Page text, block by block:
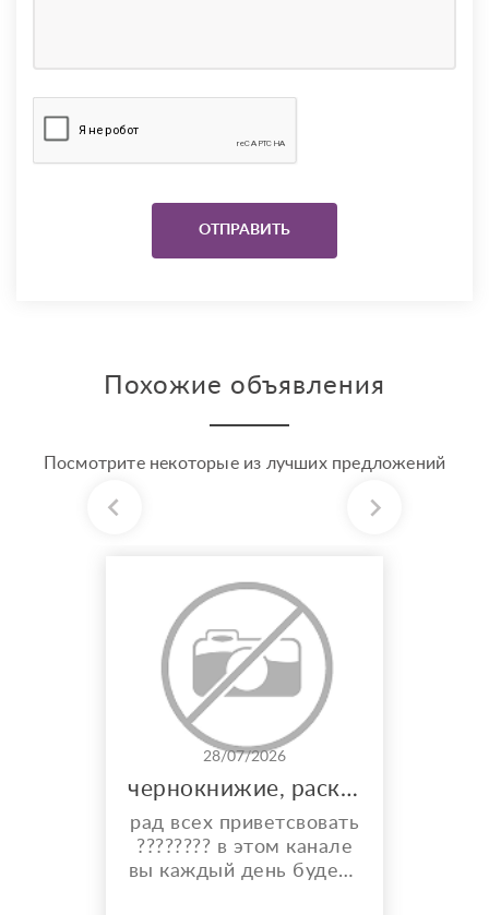
Похожие объявления
Посмотрите некоторые из лучших предложений
28/07/2026
чернокнижие, расклады, и многое другое
рад всех приветсвовать
???????? в этом канале
вы каждый день будете